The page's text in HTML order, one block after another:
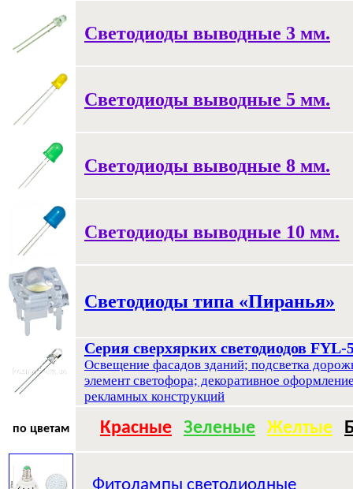
Светодиоды выводные 3 мм.
Светодиоды выводные 5 мм.
Светодиоды выводные 8 мм.
Светодиоды выводные 10 мм.
Светодиоды типа «Пиранья»
Серия сверхярких светодиодов
Освещение фасадов зданий; подсветка
элемент светофора; декоративное
рекламных конструкций
по цветам Красные Зеленые Желтые